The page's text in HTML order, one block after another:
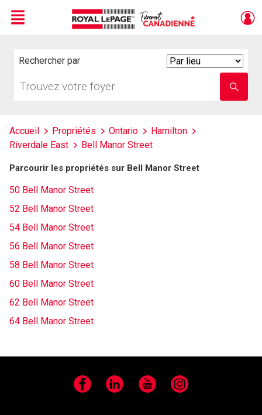
Menu
Rechercher par
votre
nom
Accueil Propriétés Ontario
Hamilton
Riverdale East
Bell Manor Street
Parcourir les propriétés sur Bell Manor Street
50 Bell Manor Street
52 Bell Manor Street
54 Bell Manor Street
56 Bell Manor Street
58 Bell Manor Street
60 Bell Manor Street
62 Bell Manor Street
64 Bell Manor Street
Facebook LinkedIn YouTube Instagram